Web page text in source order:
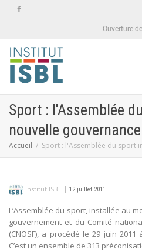
Ouverture
Sport : l'Assemblée
nouvelle gouvernance
Accueil Sport : l'Assemblée du sport
Institut ISBL | 12 juillet 2011
L’Assemblée du sport, installée au
gouvernement et du Comité
(CNOSF), a procédé le 29 juin
C’est un ensemble de 313